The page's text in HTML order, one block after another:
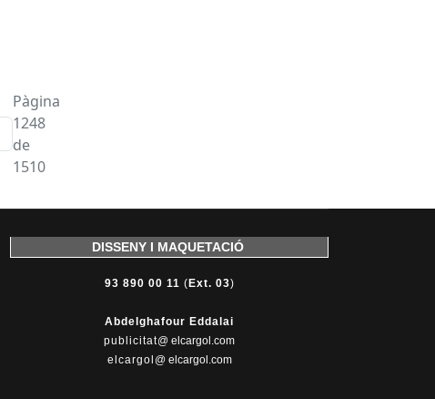
Pàgina
1248
de
1510
DISSENY I MAQUETACIÓ
93 890 00 11 ( Ext. 03)
Abdelghafour Eddalai
publicitat@ elcargol.com
elcargol @ elcargol.com